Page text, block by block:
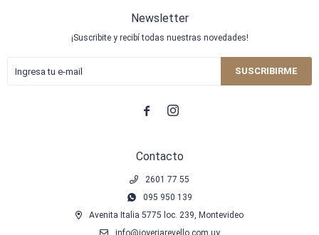
Contacto
2601 77 55
095 950 139
Avenita Italia 5775 loc. 239, Montevideo
info@joyeriarevello.com.uy
Newsletter
¡Suscribite y recibí todas nuestras novedades!
SUSCRIBIRME
 